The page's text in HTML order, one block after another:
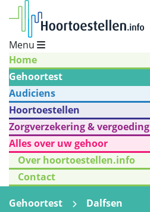
Menu
Home
Gehoortest
Audiciens
Hoortoestellen
Zorgverzekering & vergoeding
Alles over uw gehoor
Over hoortoestellen.info
Contact
Gehoortest
Dalfsen